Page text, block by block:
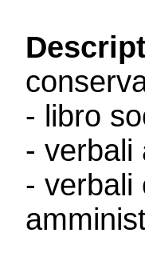
- libro
- verbali
- verbali